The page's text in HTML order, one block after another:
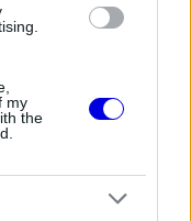
my
the
hallgatta
Antonelli